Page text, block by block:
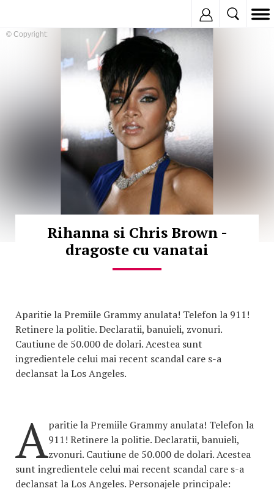
© Copyright:
Rihanna si Chris Brown -
dragoste cu vanatai
Aparitie la Premiile Grammy anulata! Telefon la 911!
Retinere la politie. Declaratii, banuieli, zvonuri.
Cautiune de 50.000 de dolari. Acestea sunt
ingredientele celui mai recent scandal care s-a
declansat la Los Angeles.
Aparitie la Premiile Grammy anulata! Telefon la
911! Retinere la politie. Declaratii, banuieli,
zvonuri. Cautiune de 50.000 de dolari. Acestea
sunt ingredientele celui mai recent scandal care s-a
declansat la Los Angeles. Personajele principale: